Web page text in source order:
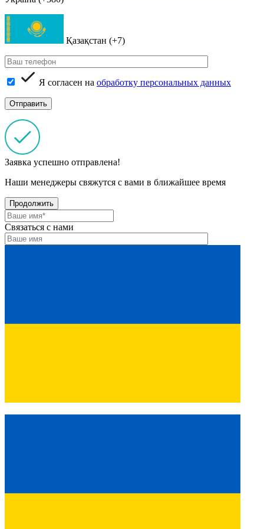
Қазақстан (+7)
Я согласен на обработку персональных данных
Заявка успешно отправлена!
Наши менеджеры свяжутся с вами в ближайшее время
Продолжить
Связаться с нами